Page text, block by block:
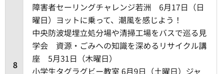
8
障害者セーリングチャレンジ若洲 6月17日（日
曜日）ヨットに乗って、潮風を感じよう！
中央防波堤埋立処分場や清掃工場をバスで巡る見
学会 資源・ごみへの知識を深めるリサイクル講
座 5月31日（木曜日）
小学生タグラグビー教室 6月9日（土曜日）ジャ